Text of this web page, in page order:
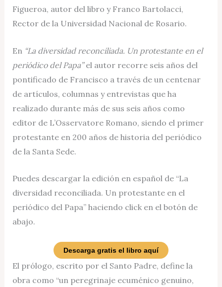
Figueroa, autor del libro y Franco Bartolacci,
Rector de la Universidad Nacional de Rosario.
En “La diversidad reconciliada. Un protestante en el
periódico del Papa”el autor recorre seis años del
pontificado de Francisco a través de un centenar
de artículos, columnas y entrevistas que ha
realizado durante más de sus seis años como
editor de L’Osservatore Romano, siendo el primer
protestante en 200 años de historia del periódico
de la Santa Sede.
Puedes descargar la edición en español de “La
diversidad reconciliada. Un protestante en el
periódico del Papa” haciendo click en el botón de
abajo.
Descarga gratis el libro aquí
El prólogo, escrito por el Santo Padre, define la
obra como “un peregrinaje ecuménico genuino,